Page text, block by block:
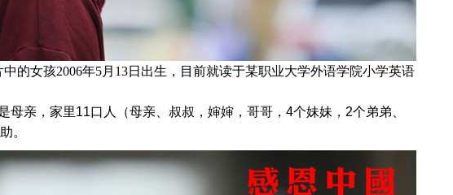
中的女孩2006年5月 13日 出生，目前就读于某职业大学外语学院小学英语
母亲，家里11口人（母亲、叔叔，婶婶，哥哥，4个妹妹，2个弟弟、
。